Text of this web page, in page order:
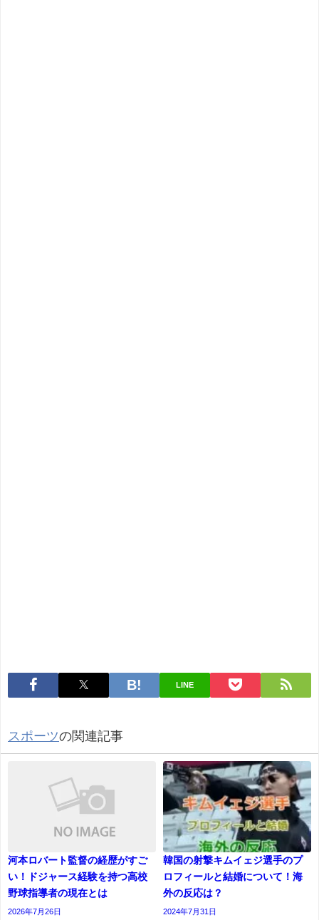
LINE
スポーツの関連記事
河本ロバート監督の経歴がすご
い！ドジャース経験を持つ高校
野球指導者の現在とは
2026年7月26日
韓国の射撃キムイェジ選手のプ
ロフィールと結婚について！海
外の反応は？
2024年7月31日